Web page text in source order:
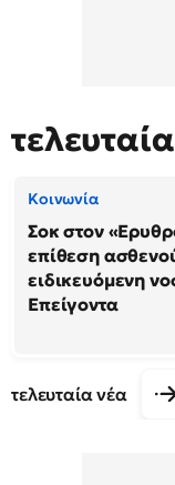
τελευταία
Κοινωνία
Σοκ στον
επίθεση
ειδικευόμενη
Επείγοντα
τελευταία νέα